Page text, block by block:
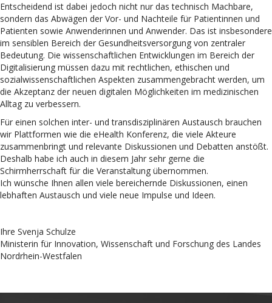
Entscheidend ist dabei jedoch nicht nur das technisch Machbare,
sondern das Abwägen der Vor- und Nachteile für Patientinnen und
Patienten sowie Anwenderinnen und Anwender. Das ist insbesondere
im sensiblen Bereich der Gesundheitsversorgung von zentraler
Bedeutung. Die wissenschaftlichen Entwicklungen im Bereich der
Digitalisierung müssen dazu mit rechtlichen, ethischen und
sozialwissenschaftlichen Aspekten zusammengebracht werden, um
die Akzeptanz der neuen digitalen Möglichkeiten im medizinischen
Alltag zu verbessern.
Für einen solchen inter- und transdisziplinären Austausch brauchen
wir Plattformen wie die eHealth Konferenz, die viele Akteure
zusammenbringt und relevante Diskussionen und Debatten anstößt.
Deshalb habe ich auch in diesem Jahr sehr gerne die
Schirmherrschaft für die Veranstaltung übernommen.
Ich wünsche Ihnen allen viele bereichernde Diskussionen, einen
lebhaften Austausch und viele neue Impulse und Ideen.
Ihre Svenja Schulze
Ministerin für Innovation, Wissenschaft und Forschung des Landes
Nordrhein-Westfalen